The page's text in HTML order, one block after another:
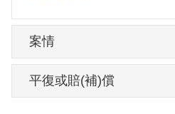
徒刑5年。1966年10月
2日開釋。
案情
平復或賠(補)償